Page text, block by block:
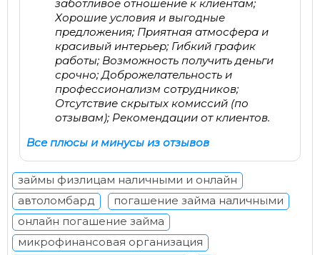
заботливое отношение к клиентам;
Хорошие условия и выгодные
предложения; Приятная атмосфера и
красивый интерьер; Гибкий график
работы; Возможность получить деньги
срочно; Доброжелательность и
профессионализм сотрудников;
Отсутствие скрытых комиссий (по
отзывам); Рекомендации от клиентов.
Все плюсы и минусы из отзывов
займы физлицам наличными и онлайн
автоломбард
погашение займа наличными
онлайн погашение займа
микрофинансовая организация